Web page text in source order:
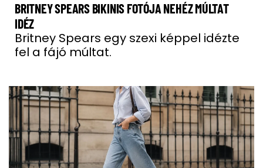
BRITNEY SPEARS BIKINIS FOTÓJA NEHÉZ MÚLTAT
IDÉZ
Britney Spears egy szexi képpel idézte
fel a fájó múltat.